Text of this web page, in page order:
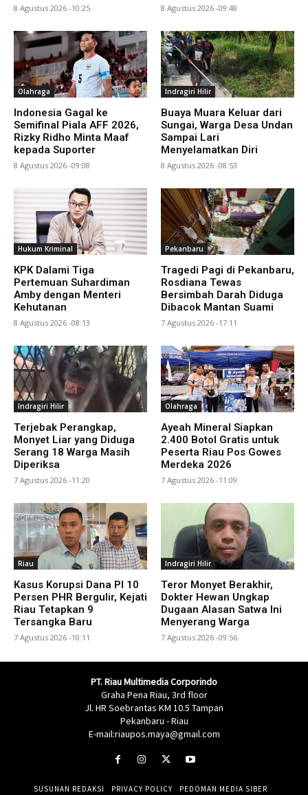
8 Agustus 2026 -10:25 8 Agustus 2026 -09:48
Olahraga
Indonesia Gagal ke
Semifinal Piala AFF 2026,
Rizky Ridho Minta Maaf
kepada Suporter
8 Agustus 2026 -09:08
Indragiri Hilir
Buaya Muara Keluar dari
Sungai, Warga Desa Undan
Sampai Lari
Menyelamatkan Diri
8 Agustus 2026 -08:53
Hukum Kriminal
KPK Dalami Tiga
Pertemuan Suhardiman
Amby dengan Menteri
Kehutanan
8 Agustus 2026 -08:13
Pekanbaru
Tragedi Pagi di Pekanbaru,
Rosdiana Tewas
Bersimbah Darah Diduga
Dibacok Mantan Suami
7 Agustus 2026 -17:11
Indragiri Hilir
Terjebak Perangkap,
Monyet Liar yang Diduga
Serang 18 Warga Masih
Diperiksa
7 Agustus 2026 -11:20
Olahraga
Ayeah Mineral Siapkan
2.400 Botol Gratis untuk
Peserta Riau Pos Gowes
Merdeka 2026
7 Agustus 2026 -11:09
Riau
Kasus Korupsi Dana PI 10
Persen PHR Bergulir, Kejati
Riau Tetapkan 9
Tersangka Baru
7 Agustus 2026 -10:11
Indragiri Hilir
Teror Monyet Berakhir,
Dokter Hewan Ungkap
Dugaan Alasan Satwa Ini
Menyerang Warga
7 Agustus 2026 -09:56
PT. Riau Multimedia Corporindo
Graha Pena Riau, 3rd floor
Jl. HR Soebrantas KM 10.5 Tampan
Pekanbaru - Riau
E-mail:riaupos.maya@gmail.com
SUSUNAN REDAKSI PRIVACY POLICY PEDOMAN MEDIA SIBER